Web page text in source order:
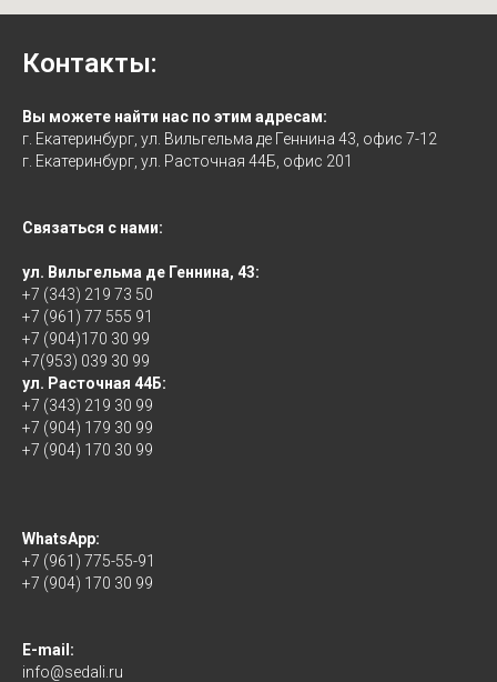
Контакты:
Вы можете найти нас по этим адресам:
г. Екатеринбург, ул. Вильгельма де Геннина 43, офис 7-12
г. Екатеринбург, ул. Расточная 44Б, офис 201
Связаться с нами:
ул. Вильгельма де Геннина, 43:
+7 (343) 219 73 50
+7 (961) 77 555 91
+7 (904)170 30 99
+7(953) 039 30 99
ул. Расточная 44Б:
+7 (343) 219 30 99
+7 (904) 179 30 99
+7 (904) 170 30 99
WhatsApp:
+7 (961) 775-55-91
+7 (904) 170 30 99
E-mail:
info@sedali.ru